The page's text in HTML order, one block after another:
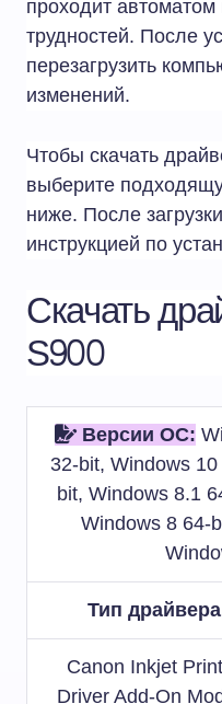
проходит
трудностей. После
перезагрузить
изменений.
Чтобы скачать
выберите
ниже. После
инструкцией по
Скачать
S900
Версии ОС:
32-bit, Windows
bit, Windows 8.1
Windows 8 64-
Тип драйвера
Canon Inkjet
Driver Add-On